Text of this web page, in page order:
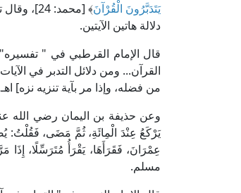
يَتَدَبَّرُونَ الْقُرْآنَ﴾ [محمد: 24]، وقال تعالى: ﴿
دلالة هاتين الآيتين.
القرآن... ومن دلائل التدبر في
من فضله، وإذا مر بآية تنزيه نزه]
وعن حذيفة بن اليمان رضي الله
يَرْكَعُ عِنْدَ الْمِائَةِ، ثُمَّ مَضَى، فَقُلْتُ:
عِمْرَانَ، فَقَرَأَهَا، يَقْرَأُ مُتَرَسِّلًا، إِذَا
مسلم.